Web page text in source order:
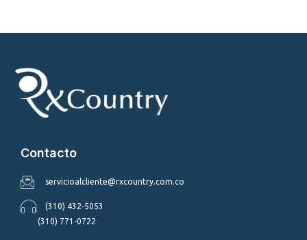
Contacto
servicioalcliente@rxcountry.com.co
(310) 432-5053
(310) 771-0722